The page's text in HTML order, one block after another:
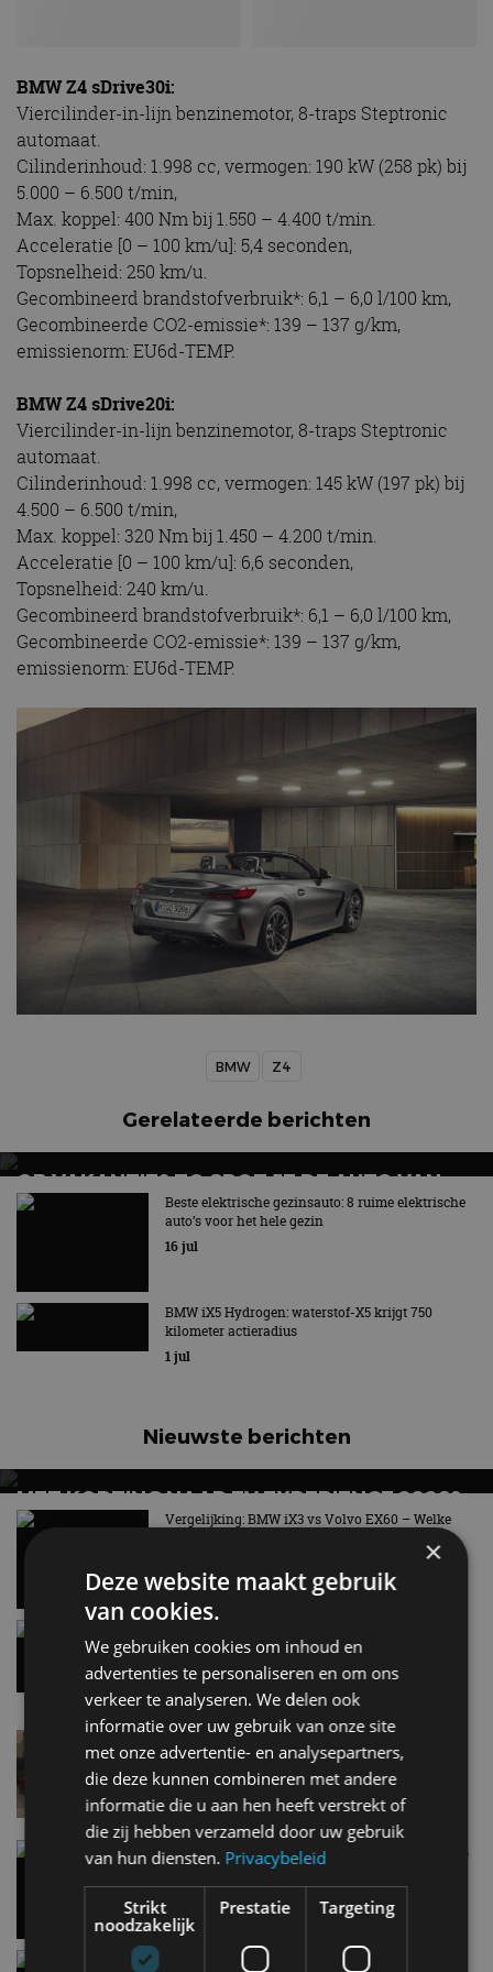
BMW Z4 sDrive30i:
Viercilinder-in-lijn benzinemotor, 8-traps Steptronic
automaat.
Cilinderinhoud: 1.998 cc, vermogen: 190 kW (258 pk) bij
5.000 – 6.500 t/min,
Max. koppel: 400 Nm bij 1.550 – 4.400 t/min.
Acceleratie [0 – 100 km/u]: 5,4 seconden,
Topsnelheid: 250 km/u.
Gecombineerd brandstofverbruik*: 6,1 – 6,0 l/100 km,
Gecombineerde CO2-emissie*: 139 – 137 g/km,
emissienorm: EU6d-TEMP.
BMW Z4 sDrive20i:
Viercilinder-in-lijn benzinemotor, 8-traps Steptronic
automaat.
Cilinderinhoud: 1.998 cc, vermogen: 145 kW (197 pk) bij
4.500 – 6.500 t/min,
Max. koppel: 320 Nm bij 1.450 – 4.200 t/min.
Acceleratie [0 – 100 km/u]: 6,6 seconden,
Topsnelheid: 240 km/u.
Gecombineerd brandstofverbruik*: 6,1 – 6,0 l/100 km,
Gecombineerde CO2-emissie*: 139 – 137 g/km,
emissienorm: EU6d-TEMP.
BMW Z4
Gerelateerde berichten
OP VAKANTIE? ZO SPOT JE DE AUTO VAN
MORGEN
Beste elektrische gezinsauto: 8 ruime elektrische
auto’s voor het hele gezin
16 jul
BMW iX5 Hydrogen: waterstof-X5 krijgt 750
kilometer actieradius
1 jul
Nieuwste berichten
MET KORTING NAAR EV EXPERIENCE 2026?
AUTORAI REGELT HET!Vergelijking: BMW iX3 vs Volvo EX60 – Welke
15:38
Lamborghini Revuelto eert 60 jaar Miura met
speciale editie
6 aug
Carbon fibre op je laadkabel: nergens voor nodig,
en precies daarom geweldig
5 aug
Hennessey Blackbird krijgt atmosferische V8 en
×
Deze website maakt gebruik
van cookies.
We gebruiken cookies om inhoud en
advertenties te personaliseren en om ons
verkeer te analyseren. We delen ook
informatie over uw gebruik van onze site
met onze advertentie- en analysepartners,
die deze kunnen combineren met andere
informatie die u aan hen heeft verstrekt of
die zij hebben verzameld door uw gebruik
van hun diensten. Privacybeleid
Strikt
noodzakelijk
Prestatie Targeting